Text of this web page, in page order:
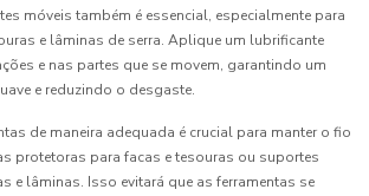
móveis também é essencial, especialmente para
e lâminas de serra. Aplique um lubrificante
e nas partes que se movem, garantindo um
e reduzindo o desgaste.
de maneira adequada é crucial para manter o fio
protetoras para facas e tesouras ou suportes
e lâminas. Isso evitará que as ferramentas se